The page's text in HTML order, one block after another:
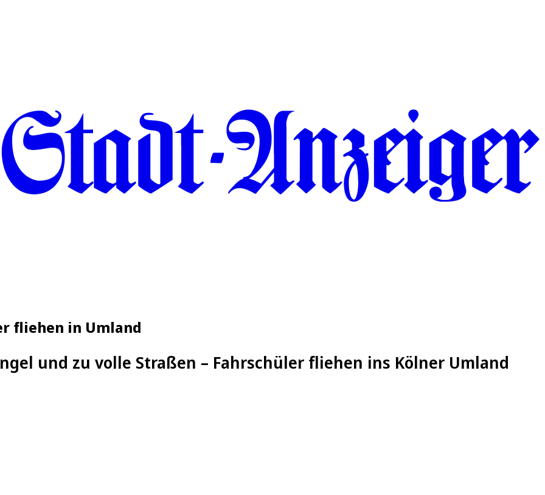
fliehen in Umland
und zu volle Straßen – Fahrschüler fliehen ins Kölner Umland